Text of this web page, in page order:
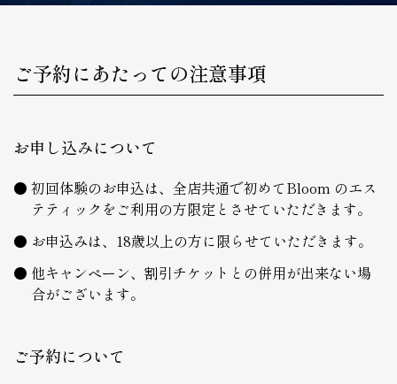
ご予約にあたっての注意事項
お申し込みについて
初回体験のお申込は、全店共通で初めてBloom のエス
テティックをご利用の方限定とさせていただきます。
お申込みは、18歳以上の方に限らせていただきます。
他キャンペーン、割引チケットとの併用が出来ない場
合がございます。
ご予約について